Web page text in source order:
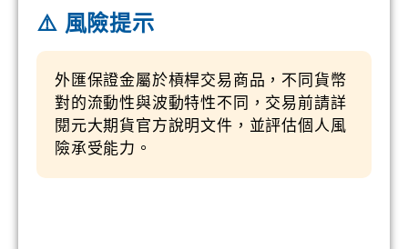
⚠️ 風險提示
外匯保證金屬於槓桿交易商品，不同貨幣
對的流動性與波動特性不同，交易前請詳
閱元大期貨官方說明文件，並評估個人風
險承受能力。